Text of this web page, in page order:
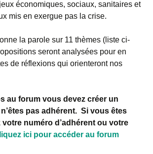
économiques, sociaux, sanitaires et
mis en exergue pas la crise.
la parole sur 11 thèmes (liste ci-
seront analysées pour en
de réflexions qui orienteront nos
au forum vous devez créer un
pas adhérent. Si vous êtes
numéro d’adhérent ou votre
ici pour accéder au forum